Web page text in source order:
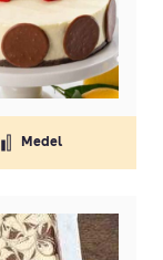
Medel